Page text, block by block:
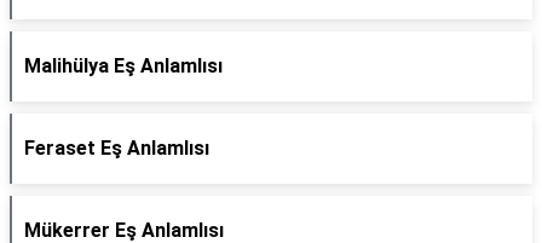
Malihülya Eş Anlamlısı
Feraset Eş Anlamlısı
Mükerrer Eş Anlamlısı